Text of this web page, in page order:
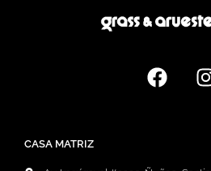
CASA MATRIZ